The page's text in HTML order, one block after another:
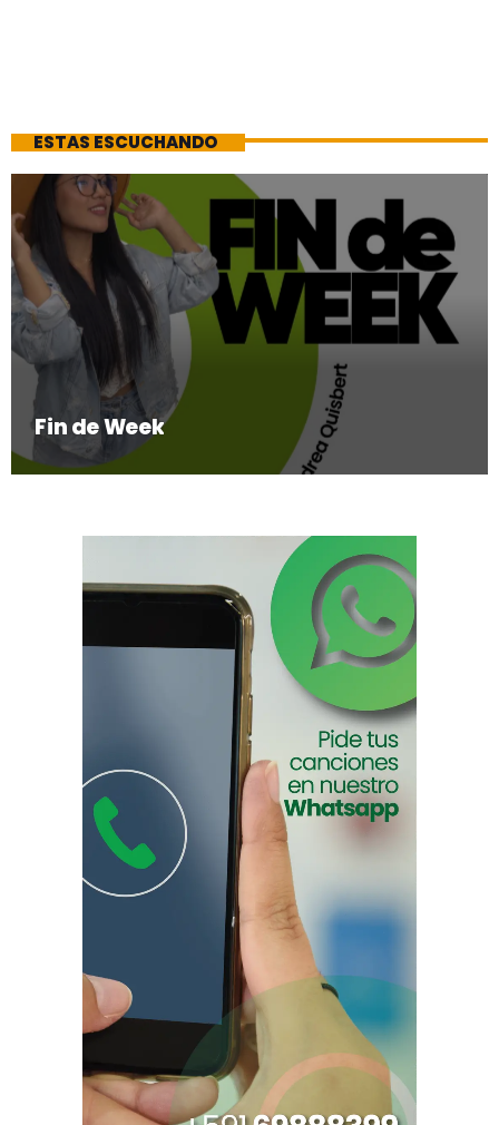
ESTAS ESCUCHANDO
Fin de Week